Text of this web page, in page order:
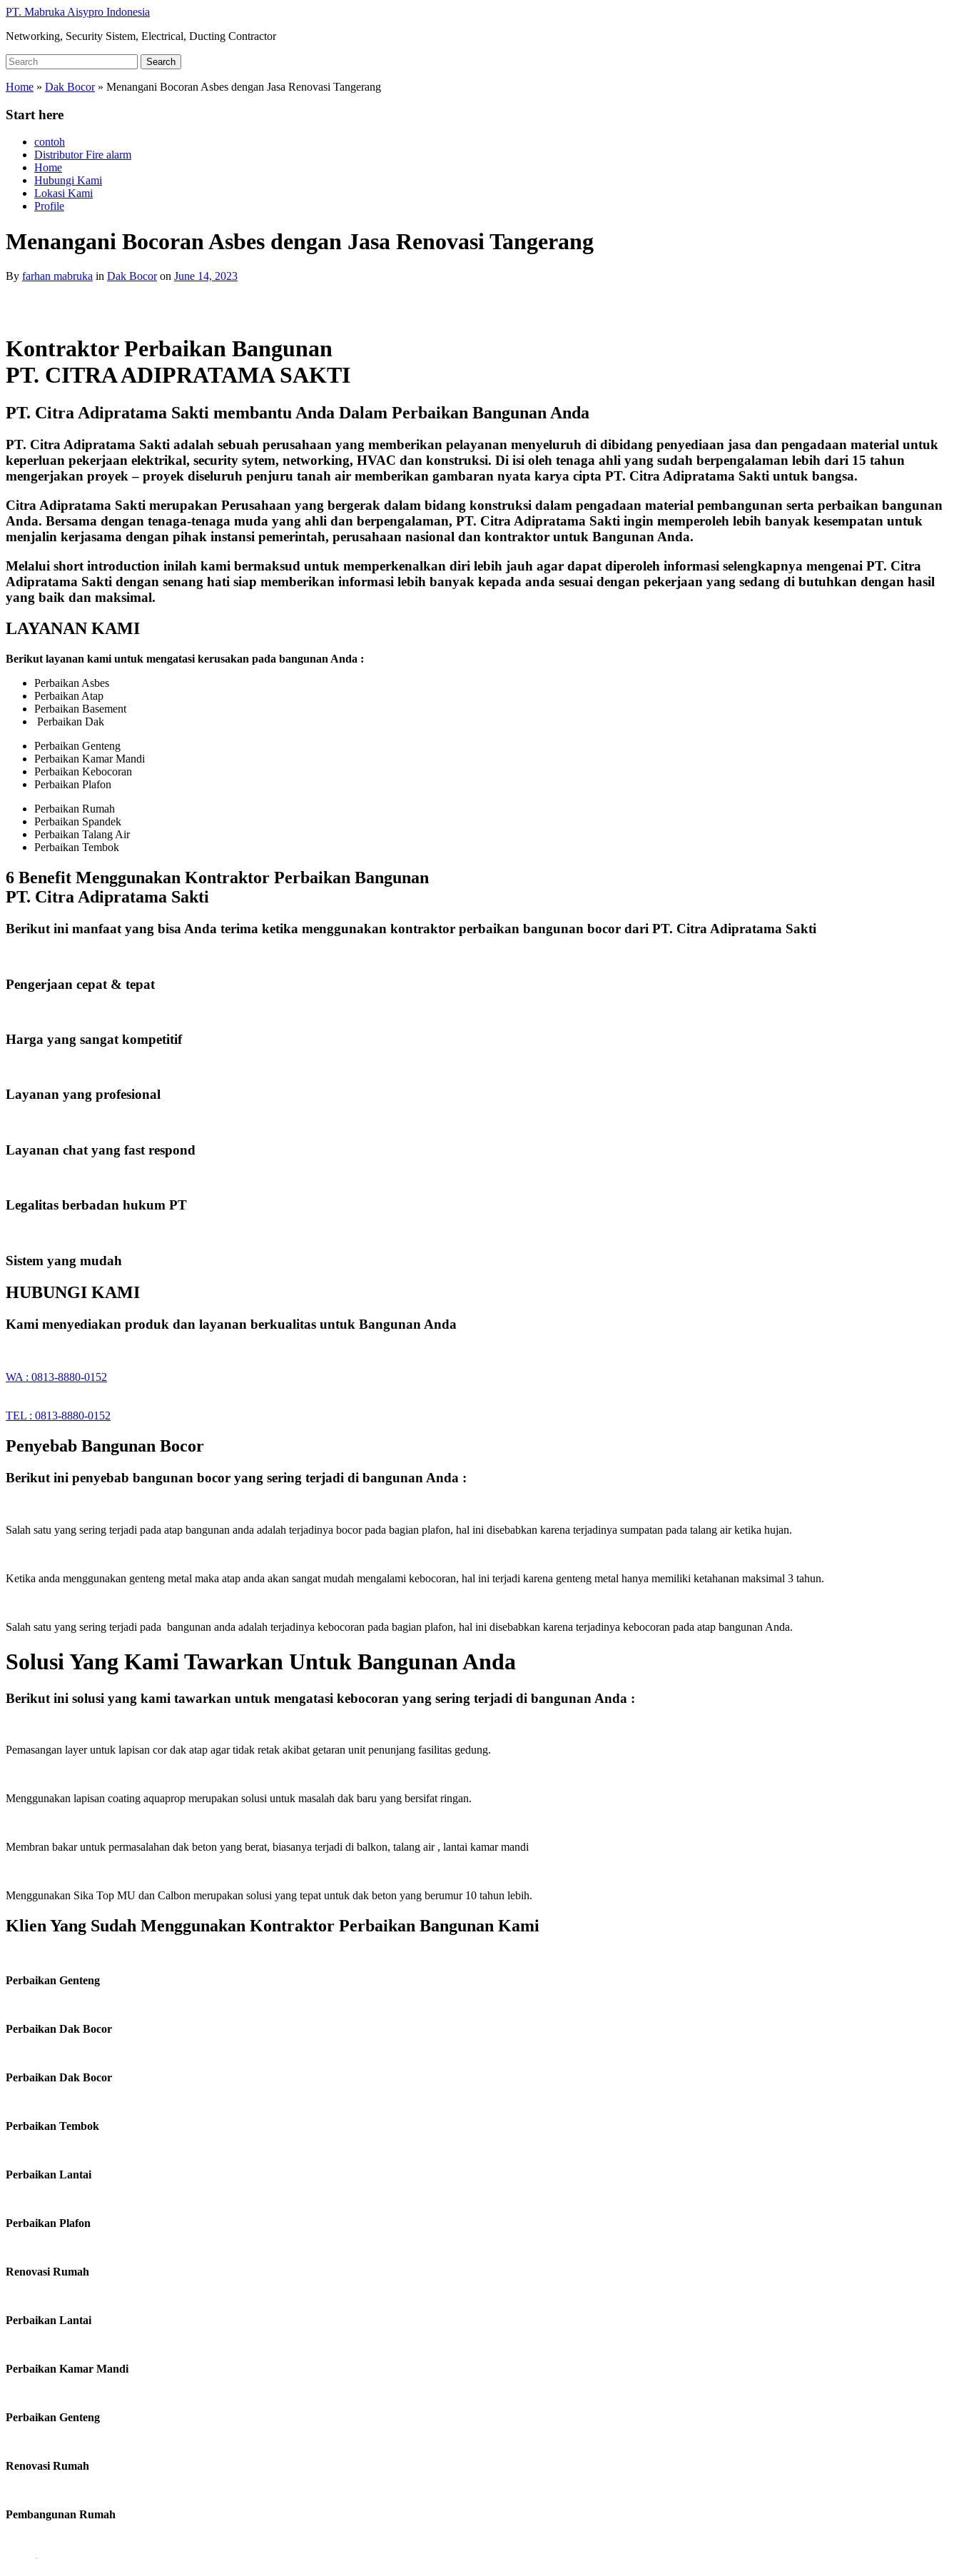
Skip
main
PT. Mabruka Aisypro Indonesia
Networking, Security Sistem, Electrical, Ducting Contractor
Search
for:
Search
Home » Dak Bocor» Menangani Bocoran Asbes dengan Jasa Renovasi Tangerang
Start here
contoh
Distributor Fire alarm
Home
Hubungi Kami
Lokasi Kami
Profile
Menangani Bocoran Asbes dengan Jasa Renovasi Tangerang
By farhan mabruka in Dak Bocoron June 14, 2023
Kontraktor Perbaikan Bangunan
PT. CITRA ADIPRATAMA SAKTI
PT. Citra Adipratama Sakti membantu Anda Dalam Perbaikan Bangunan Anda
PT. Citra Adipratama Sakti adalah sebuah perusahaan yang memberikan pelayanan menyeluruh di dibidang penyediaan jasa dan pengadaan material untuk
keperluan pekerjaan elektrikal, security sytem, networking, HVAC dan konstruksi. Di isi oleh tenaga ahli yang sudah berpengalaman lebih dari 15 tahun
mengerjakan proyek – proyek diseluruh penjuru tanah air memberikan gambaran nyata karya cipta PT. Citra Adipratama Sakti untuk bangsa.
Citra Adipratama Sakti merupakan Perusahaan yang bergerak dalam bidang konstruksi dalam pengadaan material pembangunan serta perbaikan bangunan
Anda. Bersama dengan tenaga-tenaga muda yang ahli dan berpengalaman, PT. Citra Adipratama Sakti ingin memperoleh lebih banyak kesempatan untuk
menjalin kerjasama dengan pihak instansi pemerintah, perusahaan nasional dan kontraktor untuk Bangunan Anda.
Melalui short introduction inilah kami bermaksud untuk memperkenalkan diri lebih jauh agar dapat diperoleh informasi selengkapnya mengenai PT. Citra
Adipratama Sakti dengan senang hati siap memberikan informasi lebih banyak kepada anda sesuai dengan pekerjaan yang sedang di butuhkan dengan hasil
yang baik dan maksimal.
LAYANAN KAMI
Berikut layanan kami untuk mengatasi kerusakan pada bangunan Anda :
Perbaikan Asbes
Perbaikan Atap
Perbaikan Basement
Perbaikan Dak
Perbaikan Genteng
Perbaikan Kamar Mandi
Perbaikan Kebocoran
Perbaikan Plafon
Perbaikan Rumah
Perbaikan Spandek
Perbaikan Talang Air
Perbaikan Tembok
6 Benefit Menggunakan Kontraktor Perbaikan Bangunan
PT. Citra Adipratama Sakti
Berikut ini manfaat yang bisa Anda terima ketika menggunakan kontraktor perbaikan bangunan bocor dari PT. Citra Adipratama Sakti
Pengerjaan cepat & tepat
Harga yang sangat kompetitif
Layanan yang profesional
Layanan chat yang fast respond
Legalitas berbadan hukum PT
Sistem yang mudah
HUBUNGI KAMI
Kami menyediakan produk dan layanan berkualitas untuk Bangunan Anda
WA : 0813-8880-0152
TEL : 0813-8880-0152
Penyebab Bangunan Bocor
Berikut ini penyebab bangunan bocor yang sering terjadi di bangunan Anda :
Salah satu yang sering terjadi pada atap bangunan anda adalah terjadinya bocor pada bagian plafon, hal ini disebabkan karena terjadinya sumpatan pada talang air ketika hujan.
Ketika anda menggunakan genteng metal maka atap anda akan sangat mudah mengalami kebocoran, hal ini terjadi karena genteng metal hanya memiliki ketahanan maksimal 3 tahun.
Salah satu yang sering terjadi pada bangunan anda adalah terjadinya kebocoran pada bagian plafon, hal ini disebabkan karena terjadinya kebocoran pada atap bangunan Anda.
Solusi Yang Kami Tawarkan Untuk Bangunan Anda
Berikut ini solusi yang kami tawarkan untuk mengatasi kebocoran yang sering terjadi di bangunan Anda :
Pemasangan layer untuk lapisan cor dak atap agar tidak retak akibat getaran unit penunjang fasilitas gedung.
Menggunakan lapisan coating aquaprop merupakan solusi untuk masalah dak baru yang bersifat ringan.
Membran bakar untuk permasalahan dak beton yang berat, biasanya terjadi di balkon, talang air , lantai kamar mandi
Menggunakan Sika Top MU dan Calbon merupakan solusi yang tepat untuk dak beton yang berumur 10 tahun lebih.
Klien Yang Sudah Menggunakan Kontraktor Perbaikan Bangunan Kami
Perbaikan Genteng
Perbaikan Dak Bocor
Perbaikan Dak Bocor
Perbaikan Tembok
Perbaikan Lantai
Perbaikan Plafon
Renovasi Rumah
Perbaikan Lantai
Perbaikan Kamar Mandi
Perbaikan Genteng
Renovasi Rumah
Pembangunan Rumah